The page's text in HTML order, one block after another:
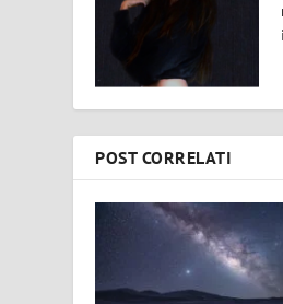
POST CORRELATI